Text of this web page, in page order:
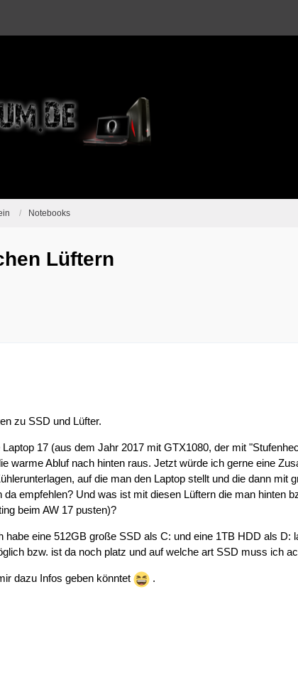
Notebooks
Lüftern
zu SSD und Lüfter.
Laptop 17 (aus dem Jahr 2017 mit GTX1080, der mit
warme Abluf nach hinten raus. Jetzt würde ich gerne eine
auf die man den Laptop stellt und die dann mit
empfehlen? Und was ist mit diesen Lüftern die man hinten
beim AW 17 pusten)?
habe eine 512GB große SSD als C: und eine 1TB HDD als
bzw. ist da noch platz und auf welche art SSD muss ich
dazu Infos geben könntet .